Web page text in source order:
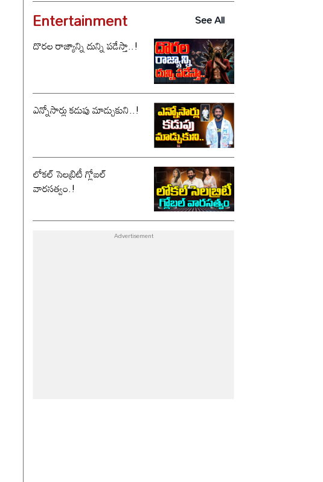
Entertainment
See All
దొరల రాజ్యాన్ని దున్ని పడేస్తా..!
ఎన్నోసార్లు కడుపు మాడ్చుకుని..!
లోకల్ సెలబ్రిటీ గ్లోబల్
వారసత్వం.!